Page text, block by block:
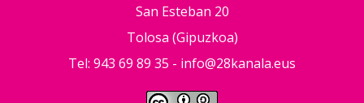
San Esteban 20
Tolosa (Gipuzkoa)
Tel: 943 69 89 35 - info@28kanala.eus